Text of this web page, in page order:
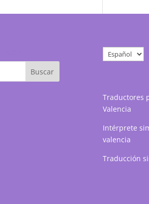
Elegir
un
Traductores
Valencia
Intérprete
valencia
Traducción